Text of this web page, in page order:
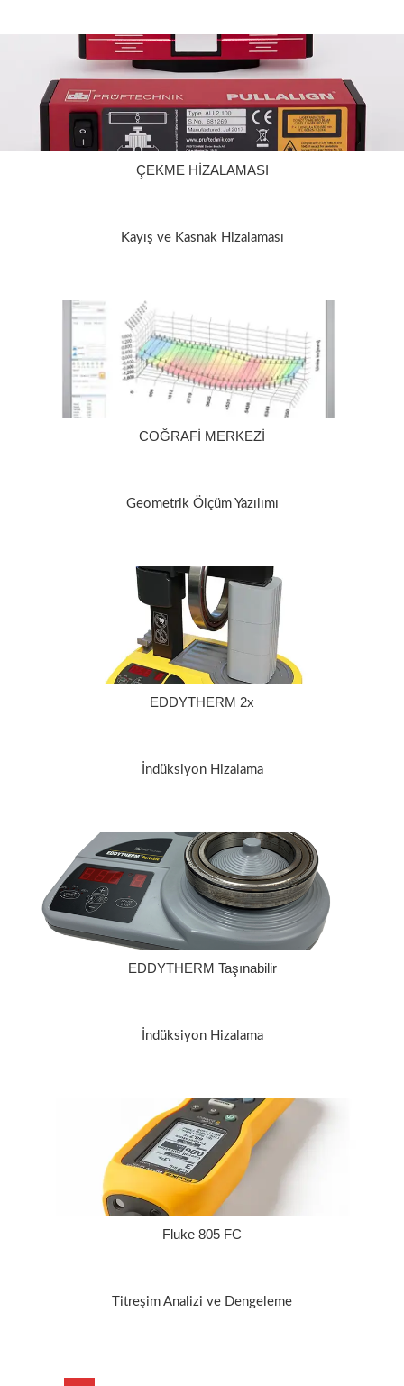
ÇEKME HİZALAMASI
Kayış ve Kasnak Hizalaması
COĞRAFİ MERKEZİ
Geometrik Ölçüm Yazılımı
EDDYTHERM 2x
İndüksiyon Hizalama
EDDYTHERM Taşınabilir
İndüksiyon Hizalama
Fluke 805 FC
Titreşim Analizi ve Dengeleme